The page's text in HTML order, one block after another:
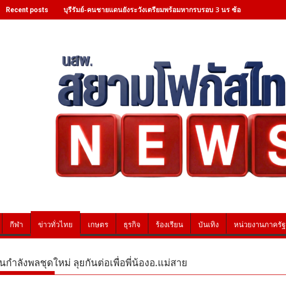
Recent posts บุรีรัมย์-คนชายแดนยังระวังเตรียมพร้อมหากรบรอบ 3 นร ซ้อมอพยพประจำ
กีฬา ข่าวทั่วไทย เกษตร ธุรกิจ ร้องเรียน บันเทิง หน่วยงานภาครัฐ
กำลังพลชุดใหม่ ลุยกันต่อเพื่อพี่น้องอ.แม่สาย